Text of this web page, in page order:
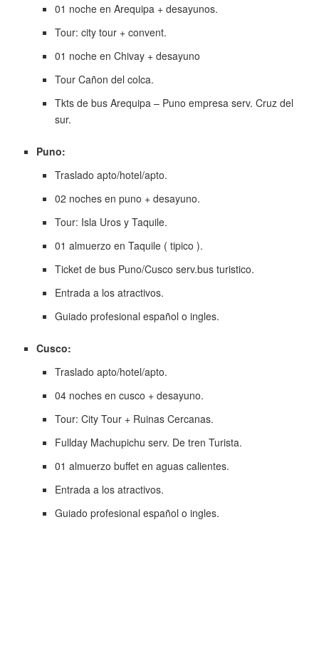
01 noche en Arequipa + desayunos.
Tour: city tour + convent.
01 noche en Chivay + desayuno
Tour Cañon del colca.
Tkts de bus Arequipa – Puno empresa serv. Cruz del
sur.
Puno:
Traslado apto/hotel/apto.
02 noches en puno + desayuno.
Tour: Isla Uros y Taquile.
01 almuerzo en Taquile ( tipico ).
Ticket de bus Puno/Cusco serv.bus turistico.
Entrada a los atractivos.
Guiado profesional español o ingles.
Cusco:
Traslado apto/hotel/apto.
04 noches en cusco + desayuno.
Tour: City Tour + Ruinas Cercanas.
Fullday Machupichu serv. De tren Turista.
01 almuerzo buffet en aguas calientes.
Entrada a los atractivos.
Guiado profesional español o ingles.